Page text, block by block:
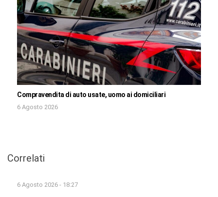
Compravendita di auto usate, uomo ai domiciliari
6 Agosto 2026
Correlati
6 Agosto 2026 - 18:27